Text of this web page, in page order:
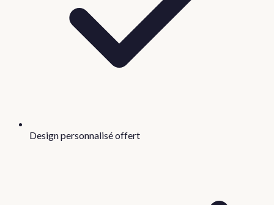
Design personnalisé offert